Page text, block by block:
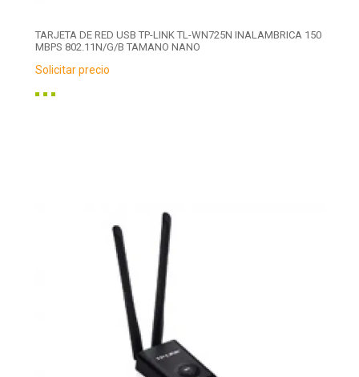
TARJETA DE RED USB TP-LINK TL-WN725N INALAMBRICA 150
MBPS 802.11N/G/B TAMANO NANO
Solicitar precio